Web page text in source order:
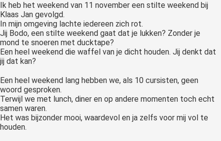
Ik heb het weekend van 11 november een stilte weekend bij
Klaas Jan gevolgd.
In mijn omgeving lachte iedereen zich rot.
Jij Bodo, een stilte weekend gaat dat je lukken? Zonder je
mond te snoeren met ducktape?
Een heel weekend die waffel van je dicht houden. Jij denkt dat
jij dat kan?
Een heel weekend lang hebben we, als 10 cursisten, geen
woord gesproken.
Terwijl we met lunch, diner en op andere momenten toch echt
samen waren.
Het was bijzonder mooi, waardevol en ja zelfs voor mij vol te
houden.